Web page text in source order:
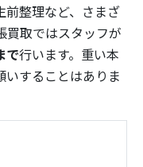
整理など、さまざ
買取ではスタッフが
で行います。重い本
することはありま